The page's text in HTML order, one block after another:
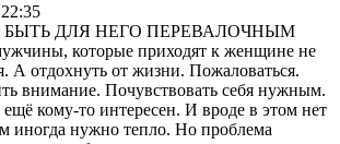
БЫТЬ ДЛЯ НЕГО ПЕРЕВАЛОЧНЫМ
которые приходят к женщине не
А отдохнуть от жизни. Пожаловаться.
внимание. Почувствовать себя нужным.
кому-то интересен. И вроде в этом нет
иногда нужно тепло. Но проблема